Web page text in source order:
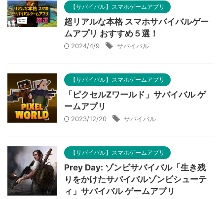
【サバイバル】スマホゲームアプリ
超リアルな本格 スマホサバイバルゲー
ムアプリ おすすめ５選！
2024/4/9 サバイバル
【サバイバル】スマホゲームアプリ
「ピクセルZワールド」サバイバル ゲ
ームアプリ
2023/12/20 サバイバル
【サバイバル】スマホゲームアプリ
Prey Day: ゾンビサバイバル「生き残
りをかけたサバイバルゾンビシューテ
ィ」サバイバル ゲームアプリ